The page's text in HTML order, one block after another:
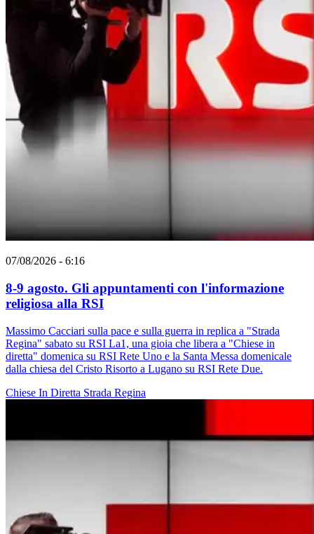
07/08/2026 - 6:16
8-9 agosto. Gli appuntamenti con l'informazione
religiosa alla RSI
Massimo Cacciari sulla pace e sulla guerra in replica a "Strada
Regina" sabato su RSI La1, una gioia che libera a "Chiese in
diretta" domenica su RSI Rete Uno e la Santa Messa domenicale
dalla chiesa del Cristo Risorto a Lugano su RSI Rete Due.
Chiese In Diretta Strada Regina